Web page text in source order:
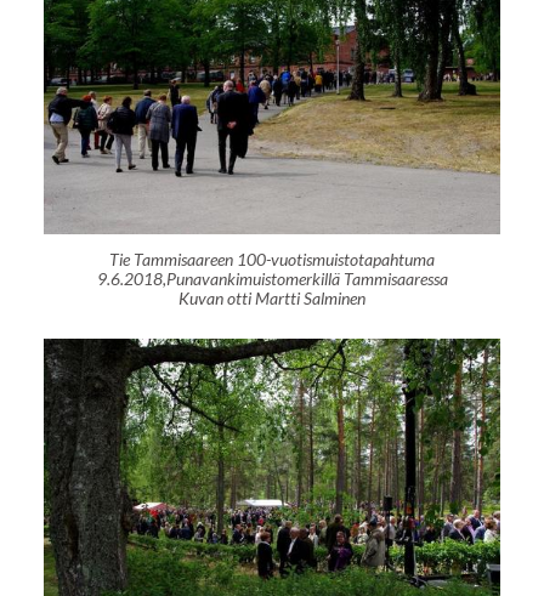
Tie Tammisaareen 100-vuotismuistotapahtuma
9.6.2018,Punavankimuistomerkillä Tammisaaressa
Kuvan otti Martti Salminen